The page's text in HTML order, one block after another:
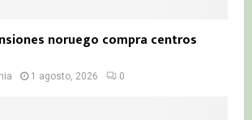
noruego compra centros
1 agosto, 2026 0